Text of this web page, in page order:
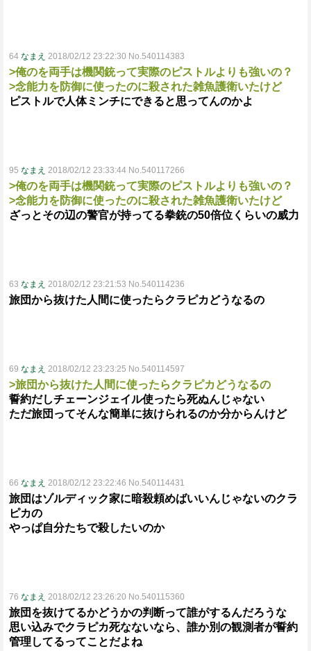
64 なまえ 2018/02/12 23:22:30 No.540114383
>俺のを両手は機関銃って実際のピストルよりも強いの？
>念能力を防御に使ったのに殺された雑魚護衛いたけど
ピストルで人体ミンチにできると思ってんのかよ
95 なまえ 2018/02/12 23:33:44 No.540117266
>俺のを両手は機関銃って実際のピストルよりも強いの？
>念能力を防御に使ったのに殺された雑魚護衛いたけど
ざっとその辺の警官が持ってる拳銃の50倍位くらいの威力
63 なまえ 2018/02/12 23:21:53 No.540114236
旅団から抜けた人間に使ったらクラピカどうなるの
69 なまえ 2018/02/12 23:23:25 No.540114597
>旅団から抜けた人間に使ったらクラピカどうなるの
誓約だしチェーンジェイル使ったら死ぬんじゃない
ただ旅団ってそんな簡単に抜けられるのか分からんけど
66 なまえ 2018/02/12 23:22:46 No.540114431
旅団はゾルディック家に暗殺頼めばいいんじゃないのクラ
ピカの
やっぱ自分たちで殺したいのか
76 なまえ 2018/02/12 23:26:20 No.540115360
旅団を抜けてるかどうかの判断って誰がするんだろうな
思い込みでクラピカ死なないなら、誰か別の観測者が誓約
管理してるってことだよね